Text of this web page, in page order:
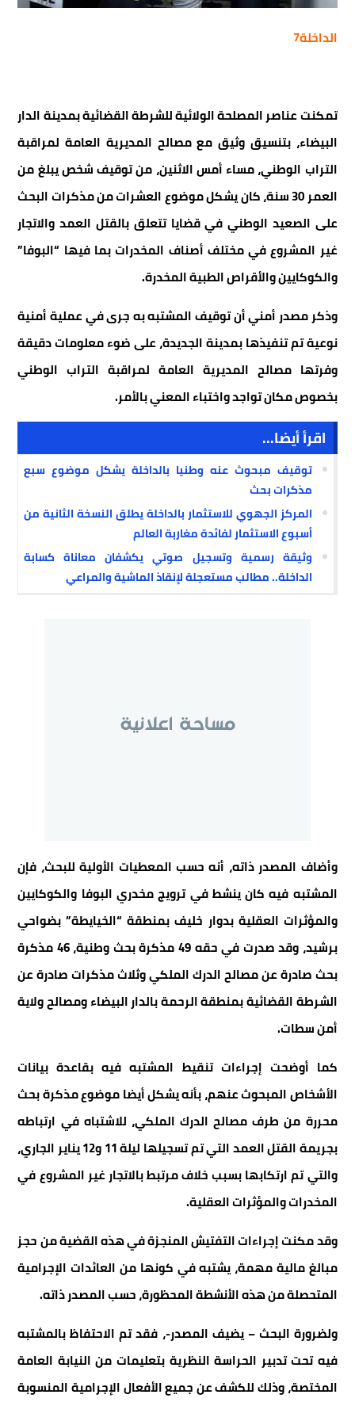
الداخلة7
تمكنت عناصر المصلحة الولائية للشرطة القضائية بمدينة الدار
البيضاء، بتنسيق وثيق مع مصالح المديرية العامة لمراقبة
التراب الوطني، مساء أمس الاثنين، من توقيف شخص يبلغ من
العمر 30 سنة، كان يشكل موضوع العشرات من مذكرات البحث
على الصعيد الوطني في قضايا تتعلق بالقتل العمد والاتجار
غير المشروع في مختلف أصناف المخدرات بما فيها “البوفا”
والكوكايين والأقراص الطبية المخدرة.
وذكر مصدر أمني أن توقيف المشتبه به جرى في عملية أمنية
نوعية تم تنفيذها بمدينة الجديدة، على ضوء معلومات دقيقة
وفرتها مصالح المديرية العامة لمراقبة التراب الوطني
بخصوص مكان تواجد واختباء المعني بالأمر.
اقرأ أيضا...
توقيف مبحوث عنه وطنيا بالداخلة يشكل موضوع سبع
مذكرات بحث
المركز الجهوي للاستثمار بالداخلة يطلق النسخة الثانية من
أسبوع الاستثمار لفائدة مغاربة العالم
وثيقة رسمية وتسجيل صوتي يكشفان معاناة كسابة
الداخلة.. مطالب مستعجلة لإنقاذ الماشية والمراعي
وأضاف المصدر ذاته، أنه حسب المعطيات الأولية للبحث، فإن
المشتبه فيه كان ينشط في ترويج مخدري البوفا والكوكايين
والمؤثرات العقلية بدوار خليف بمنطقة “الخيايطة” بضواحي
برشيد، وقد صدرت في حقه 49 مذكرة بحث وطنية، 46 مذكرة
بحث صادرة عن مصالح الدرك الملكي وثلاث مذكرات صادرة عن
الشرطة القضائية بمنطقة الرحمة بالدار البيضاء ومصالح ولاية
أمن سطات.
كما أوضحت إجراءات تنقيط المشتبه فيه بقاعدة بيانات
الأشخاص المبحوث عنهم، بأنه يشكل أيضا موضوع مذكرة بحث
محررة من طرف مصالح الدرك الملكي، للاشتباه في ارتباطه
بجريمة القتل العمد التي تم تسجيلها ليلة 11 و12 يناير الجاري،
والتي تم ارتكابها بسبب خلاف مرتبط بالاتجار غير المشروع في
المخدرات والمؤثرات العقلية.
وقد مكنت إجراءات التفتيش المنجزة في هذه القضية من حجز
مبالغ مالية مهمة، يشتبه في كونها من العائدات الإجرامية
المتحصلة من هذه الأنشطة المحظورة، حسب المصدر ذاته.
ولضرورة البحث – يضيف المصدر-، فقد تم الاحتفاظ بالمشتبه
فيه تحت تدبير الحراسة النظرية بتعليمات من النيابة العامة
المختصة، وذلك للكشف عن جميع الأفعال الإجرامية المنسوبة